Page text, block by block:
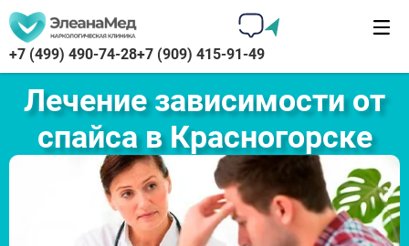
+7 (499) 490-74-28+7 (909) 415-91-49
Лечение зависимости от
спайса в Красногорске